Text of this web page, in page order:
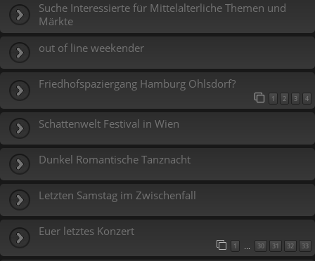
Suche Interessierte für Mittelalterliche Themen und
Märkte
out of line weekender
Friedhofspaziergang Hamburg Ohlsdorf?
1 2 3 4
Schattenwelt Festival in Wien
Dunkel Romantische Tanznacht
Letzten Samstag im Zwischenfall
Euer letztes Konzert
1 … 30 31 32 33